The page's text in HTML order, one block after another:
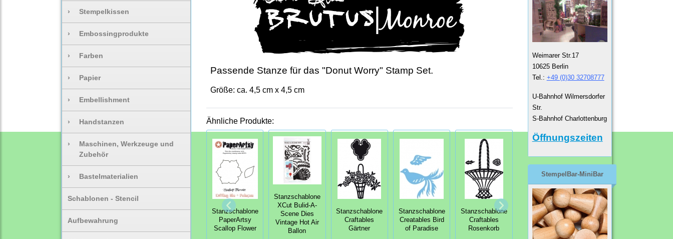
› Stempelkissen
› Embossingprodukte
› Farben
› Papier
› Embellishment
› Handstanzen
›
Maschinen, Werkzeuge und
Zubehör
› Bastelmaterialien
Schablonen - Stencil
Aufbewahrung
Passende Stanze für das "Donut Worry" Stamp Set.
Größe: ca. 4,5 cm x 4,5 cm
Ähnliche Produkte:
Stanzschablone
PaperArtsy
Scallop Flower
Stanzschablone
XCut Bulid-A-
Scene Dies
Vintage Hot Air
Ballon
Stanzschablone
Craftables
Gärtner
Stanzschablone
Creatables Bird
of Paradise
Stanzschablone
Craftables
Rosenkorb
Stanzschablone
Technique
Tuesday Story
Card
Collectables
Home Sweet
Home
Weimarer Str.17
10625 Berlin
Tel.: +49 (0)30 32708777
U-Bahnhof Wilmersdorfer
Str.
S-Bahnhof Charlottenburg
Öffnungszeiten
StempelBar-MiniBar